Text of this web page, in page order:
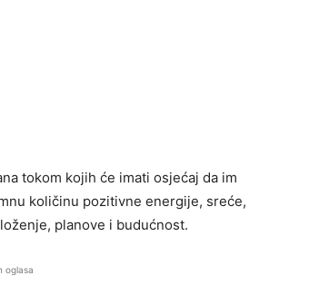
tokom kojih će imati osjećaj da im
količinu pozitivne energije, sreće,
planove i budućnost.
oglasa